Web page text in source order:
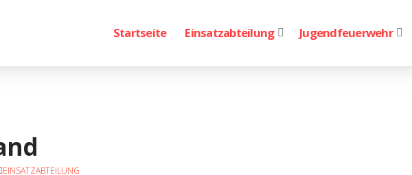
Startseite Einsatzabteilung Jugendfeuerwehr
EINSATZABTEILUNG